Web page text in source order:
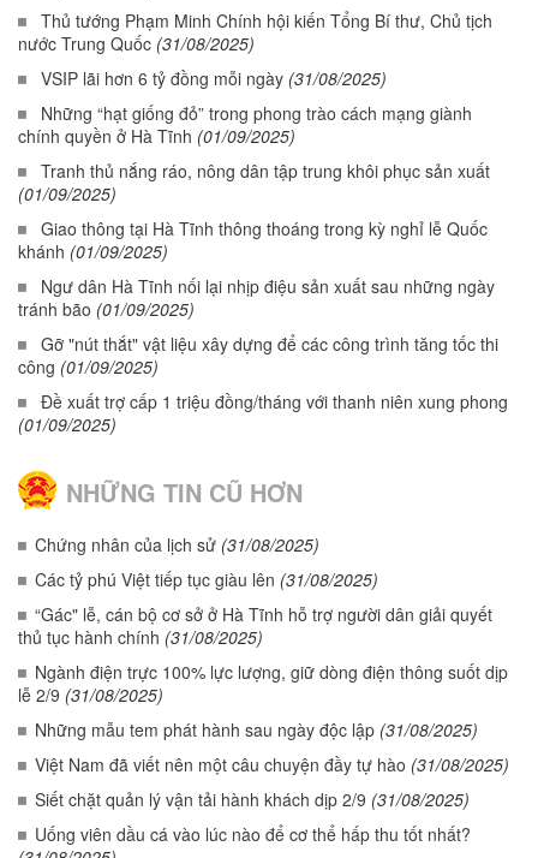
Thủ tướng Phạm Minh Chính hội kiến Tổng Bí thư, Chủ tịch
nước Trung Quốc (31/08/2025)
VSIP lãi hơn 6 tỷ đồng mỗi ngày (31/08/2025)
Những “hạt giống đỏ” trong phong trào cách mạng giành
chính quyền ở Hà Tĩnh (01/09/2025)
Tranh thủ nắng ráo, nông dân tập trung khôi phục sản xuất
(01/09/2025)
Giao thông tại Hà Tĩnh thông thoáng trong kỳ nghỉ lễ Quốc
khánh (01/09/2025)
Ngư dân Hà Tĩnh nối lại nhịp điệu sản xuất sau những ngày
tránh bão (01/09/2025)
Gỡ "nút thắt" vật liệu xây dựng để các công trình tăng tốc thi
công (01/09/2025)
Đề xuất trợ cấp 1 triệu đồng/tháng với thanh niên xung phong
(01/09/2025)
NHỮNG TIN CŨ HƠN
Chứng nhân của lịch sử (31/08/2025)
Các tỷ phú Việt tiếp tục giàu lên (31/08/2025)
“Gác" lễ, cán bộ cơ sở ở Hà Tĩnh hỗ trợ người dân giải quyết
thủ tục hành chính (31/08/2025)
Ngành điện trực 100% lực lượng, giữ dòng điện thông suốt dịp
lễ 2/9 (31/08/2025)
Những mẫu tem phát hành sau ngày độc lập (31/08/2025)
Việt Nam đã viết nên một câu chuyện đầy tự hào (31/08/2025)
Siết chặt quản lý vận tải hành khách dịp 2/9 (31/08/2025)
Uống viên dầu cá vào lúc nào để cơ thể hấp thu tốt nhất?